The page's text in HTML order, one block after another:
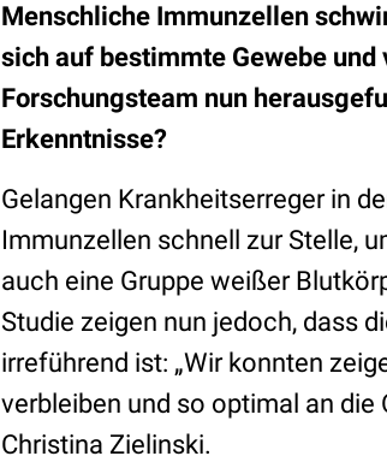
Menschliche Immunzellen
sich auf bestimmte Gewebe
Forschungsteam nun
Erkenntnisse?
Gelangen Krankheitserreger in
Immunzellen schnell zur Stelle,
auch eine Gruppe weißer
Studie zeigen nun jedoch, dass
irreführend ist: „Wir konnten
verbleiben und so optimal an
Christina Zielinski.